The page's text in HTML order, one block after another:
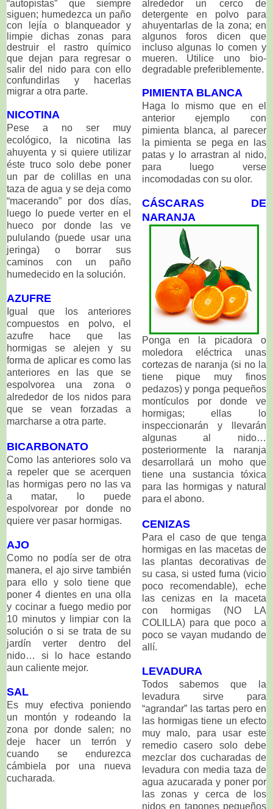
“autopistas” que siempre
siguen; humedezca un paño
con lejía o blanqueador y
limpie dichas zonas para
destruir el rastro químico
que dejan para regresar o
salir del nido para con ello
confundirlas y hacerlas
migrar a otra parte.
NICOTINA
Pese a no ser muy
ecológico, la nicotina las
ahuyenta y si quiere utilizar
éste truco solo debe poner
un par de colillas en una
taza de agua y se deja como
“macerando” por dos días,
luego lo puede verter en el
hueco por donde las ve
pululando (puede usar una
jeringa) o borrar sus
caminos con un paño
humedecido en la solución.
AZUFRE
Igual que los anteriores
compuestos en polvo, el
azufre hace que las
hormigas se alejen y su
forma de aplicar es como las
anteriores en las que se
espolvorea una zona o
alrededor de los nidos para
que se vean forzadas a
marcharse a otra parte.
BICARBONATO
Como las anteriores solo va
a repeler que se acerquen
las hormigas pero no las va
a matar, lo puede
espolvorear por donde no
quiere ver pasar hormigas.
AJO
Como no podía ser de otra
manera, el ajo sirve también
para ello y solo tiene que
poner 4 dientes en una olla
y cocinar a fuego medio por
10 minutos y limpiar con la
solución o si se trata de su
jardín verter dentro del
nido… si lo hace estando
aun caliente mejor.
SAL
Es muy efectiva poniendo
un montón y rodeando la
zona por donde salen; no
deje hacer un terrón y
cuando se endurezca
cámbiela por una nueva
cucharada.
alrededor un cerco de
detergente en polvo para
ahuyentarlas de la zona; en
algunos foros dicen que
incluso algunas lo comen y
mueren. Utilice uno bio-
degradable preferiblemente.
PIMIENTA BLANCA
Haga lo mismo que en el
anterior ejemplo con
pimienta blanca, al parecer
la pimienta se pega en las
patas y lo arrastran al nido,
para luego verse
incomodadas con su olor.
CÁSCARAS DE
NARANJA
Ponga en la picadora o
moledora eléctrica unas
cortezas de naranja (si no la
tiene pique muy finos
pedazos) y ponga pequeños
montículos por donde ve
hormigas; ellas lo
inspeccionarán y llevarán
algunas al nido…
posteriormente la naranja
desarrollará un moho que
tiene una sustancia tóxica
para las hormigas y natural
para el abono.
CENIZAS
Para el caso de que tenga
hormigas en las macetas de
las plantas decorativas de
su casa, si usted fuma (vicio
poco recomendable), eche
las cenizas en la maceta
con hormigas (NO LA
COLILLA) para que poco a
poco se vayan mudando de
allí.
LEVADURA
Todos sabemos que la
levadura sirve para
“agrandar” las tartas pero en
las hormigas tiene un efecto
muy malo, para usar este
remedio casero solo debe
mezclar dos cucharadas de
levadura con media taza de
agua azucarada y poner por
las zonas y cerca de los
nidos en tapones pequeños